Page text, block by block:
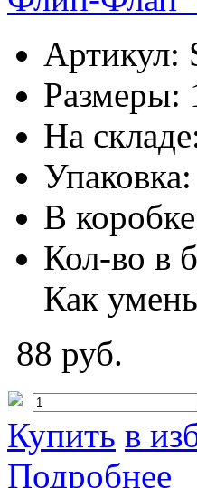
Артикул:
Размеры:
На
Упаковка:
В
Кол-во в
Как
88 руб.
Купить в
Подробнее